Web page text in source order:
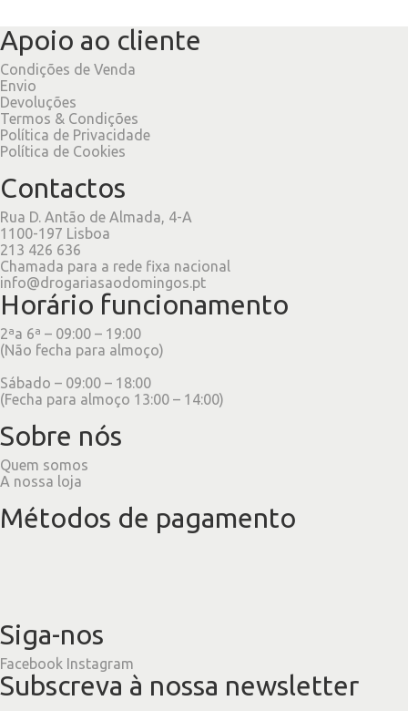
Apoio ao cliente
Condições de Venda
Envio
Devoluções
Termos & Condições
Política de Privacidade
Política de Cookies
Contactos
Rua D. Antão de Almada, 4-A
1100-197 Lisboa
213 426 636
Chamada para a rede fixa nacional
info@drogariasaodomingos.pt
Horário funcionamento
2ªa 6ª – 09:00 – 19:00
(Não fecha para almoço)
Sábado – 09:00 – 18:00
(Fecha para almoço 13:00 – 14:00)
Sobre nós
Quem somos
A nossa loja
Métodos de pagamento
Siga-nos
Facebook Instagram
Subscreva à nossa newsletter